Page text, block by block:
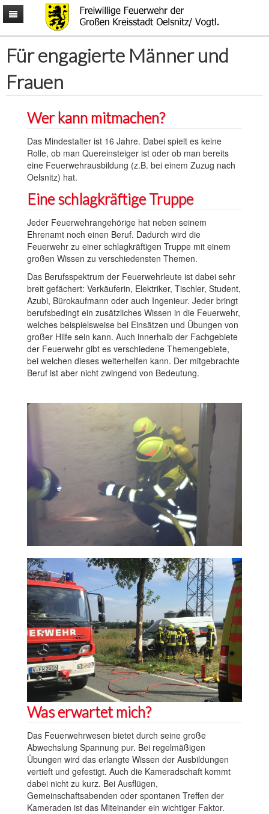
Mitmachen
Männer & Frauen
Kinder & Jugendliche
Gemeinsam
Aktuelles
Termine
Einsatzliste
Aufgaben
Alarmierung
Einsatzgebiet
Wehrleitung
Ausrüstung
Fahrzeuge
Wachen
Schutzausrüstung
Interessantes
Fragen & Antworten
Downloads
Fragen & Anregungen
Für engagierte Männer und
Frauen
Wer kann mitmachen?
Das Mindestalter ist 16 Jahre. Dabei spielt es keine
Rolle, ob man Quereinsteiger ist oder ob man bereits
eine Feuerwehrausbildung (z.B. bei einem Zuzug nach
Oelsnitz) hat.
Eine schlagkräftige Truppe
Jeder Feuerwehrangehörige hat neben seinem
Ehrenamt noch einen Beruf. Dadurch wird die
Feuerwehr zu einer schlagkräftigen Truppe mit einem
großen Wissen zu verschiedensten Themen.
Das Berufsspektrum der Feuerwehrleute ist dabei sehr
breit gefächert: Verkäuferin, Elektriker, Tischler, Student,
Azubi, Bürokaufmann oder auch Ingenieur. Jeder bringt
berufsbedingt ein zusätzliches Wissen in die Feuerwehr,
welches beispielsweise bei Einsätzen und Übungen von
großer Hilfe sein kann. Auch innerhalb der Fachgebiete
der Feuerwehr gibt es verschiedene Themengebiete,
bei welchen dieses weiterhelfen kann. Der mitgebrachte
Beruf ist aber nicht zwingend von Bedeutung.
Was erwartet mich?
Das Feuerwehrwesen bietet durch seine große
Abwechslung Spannung pur. Bei regelmäßigen
Übungen wird das erlangte Wissen der Ausbildungen
vertieft und gefestigt. Auch die Kameradschaft kommt
dabei nicht zu kurz. Bei Ausflügen,
Gemeinschaftsabenden oder spontanen Treffen der
Kameraden ist das Miteinander ein wichtiger Faktor.